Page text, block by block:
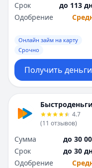
Срок
до 113
Одобрение
Онлайн займ на карту
Срочно
Получить деньги
Быстроденьги
4.7
(11 отзывов)
Сумма
до 30
Срок
до 30
Одобрение